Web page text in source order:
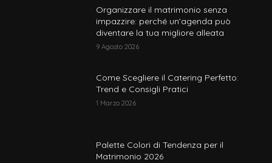
Organizzare il matrimonio senza
impazzire: perché un’agenda può
diventare la tua migliore alleata
9 Agosto 2026
Come Scegliere il Catering Perfetto:
Trend e Consigli Pratici
1 Marzo 2026
Palette Colori di Tendenza per il
Matrimonio 2026